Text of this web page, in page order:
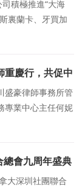
積極推進“大海
裏蘭卡、牙買加
重慶行，共促中
盛豪律師事務所管
專業中心主任何妮
總會九周年盛典
大深圳社團聯合